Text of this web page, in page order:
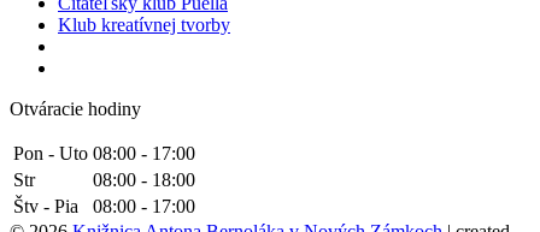
Klub kreatívnej tvorby
Otváracie hodiny
Pon - Uto 08:00 - 17:00
Str
08:00 - 18:00
Štv - Pia
08:00 - 17:00